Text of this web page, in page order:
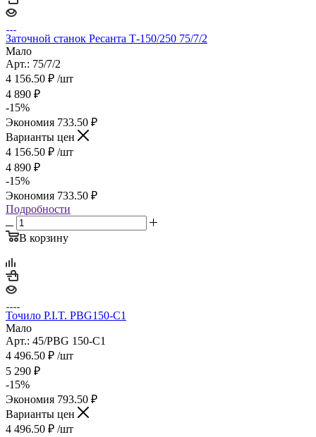
Заточной станок Ресанта Т-150/250 75/7/2
Мало
Арт.: 75/7/2
4 156.50 ₽ /шт
4 890 ₽
-15%
Экономия 733.50 ₽
Варианты цен
4 156.50 ₽ /шт
4 890 ₽
-15%
Экономия 733.50 ₽
Подробности
В корзину
Точило P.I.T. PBG150-C1
Мало
Арт.: 45/PBG 150-C1
4 496.50 ₽ /шт
5 290 ₽
-15%
Экономия 793.50 ₽
Варианты цен
4 496.50 ₽ /шт